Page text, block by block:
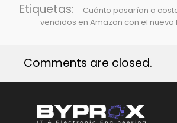
Etiquetas:
Cuánto pasarían a
vendidos en Amazon con el nuevo
Comments are closed.